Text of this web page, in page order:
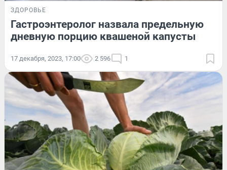
ЗДОРОВЬЕ
Гастроэнтеролог назвала предельную
дневную порцию квашеной капусты
17 декабря, 2023, 17:00 2 596 1